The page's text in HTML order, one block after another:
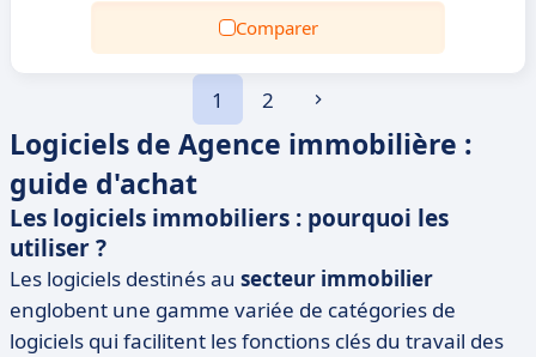
Comparer
1 2
Logiciels de Agence immobilière :
guide d'achat
Les logiciels immobiliers : pourquoi les
utiliser ?
Les logiciels destinés au secteur immobilier
englobent une gamme variée de catégories de
logiciels qui facilitent les fonctions clés du travail des